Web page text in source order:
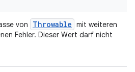
von Throwable mit weiteren
Fehler. Dieser Wert darf nicht